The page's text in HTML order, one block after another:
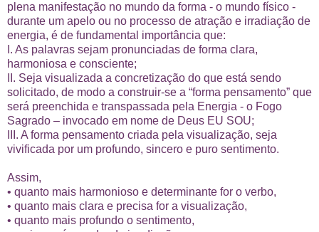
plena manifestação no mundo da forma - o mundo físico -
durante um apelo ou no processo de atração e irradiação de
energia, é de fundamental importância que:
I. As palavras sejam pronunciadas de forma clara,
harmoniosa e consciente;
II. Seja visualizada a concretização do que está sendo
solicitado, de modo a construir-se a “forma pensamento” que
será preenchida e transpassada pela Energia - o Fogo
Sagrado – invocado em nome de Deus EU SOU;
III. A forma pensamento criada pela visualização, seja
vivificada por um profundo, sincero e puro sentimento.
Assim,
• quanto mais harmonioso e determinante for o verbo,
• quanto mais clara e precisa for a visualização,
• quanto mais profundo o sentimento,